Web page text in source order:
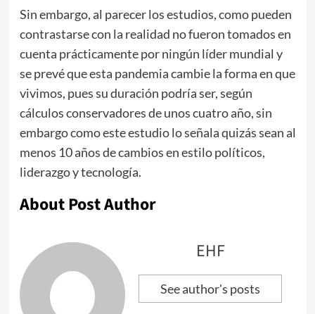
Sin embargo, al parecer los estudios, como pueden
contrastarse con la realidad no fueron tomados en
cuenta prácticamente por ningún líder mundial y
se prevé que esta pandemia cambie la forma en que
vivimos, pues su duración podría ser, según
cálculos conservadores de unos cuatro año, sin
embargo como este estudio lo señala quizás sean al
menos 10 años de cambios en estilo políticos,
liderazgo y tecnología.
About Post Author
EHF
See author's posts